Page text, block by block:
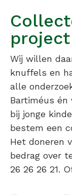
project
Wij willen
knuffels en
alle
Bartiméus én
bij jonge
bestem een
Het doneren
bedrag over
26 26 26 21.